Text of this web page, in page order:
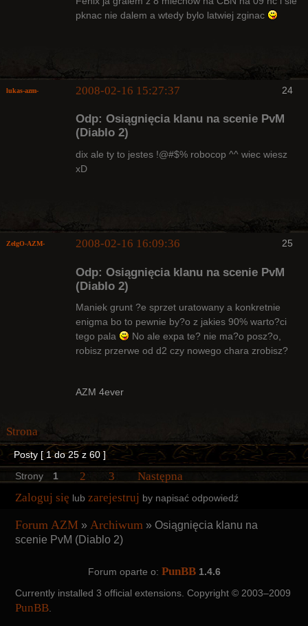
pknac nie dalem a wtedy bylo latwiej zginac
24
lukas-azm- 2008-02-16 15:27:37
Odp: Osiągnięcia klanu na scenie PvM
(Diablo 2)
dix ale ty to jestes !@#$% robocop ^^ wiec wiesz
xD
25
ZelgO-AZM- 2008-02-16 16:09:36
Odp: Osiągnięcia klanu na scenie PvM
(Diablo 2)
Maniek grunt ?e sprzet uratowany a konkretnie
enigma bo to pewnie by?o z jakies 90% warto?ci
tego pala
No ale expa te? nie ma?o posz?o,
robisz przerwe od d2 czy nowego chara zrobisz?
AZM 4ever
Strona
Posty [ 1 do 25 z 60 ]
Strony
1 2 3
Następna
Zaloguj się lub zarejestruj by napisać odpowiedź
Forum AZM »Archiwum » Osiągnięcia klanu na
scenie PvM (Diablo 2)
Forum oparte o: PunBB1.4.6
Currently installed 3 official extensions. Copyright © 2003–2009
PunBB.